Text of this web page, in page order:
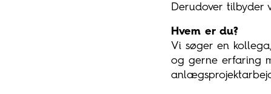
Derudover tilbyder
Hvem er du?
Vi søger en
og gerne erfaring